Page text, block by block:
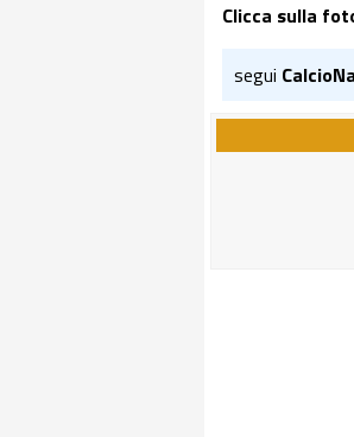
Clicca sulla
segui